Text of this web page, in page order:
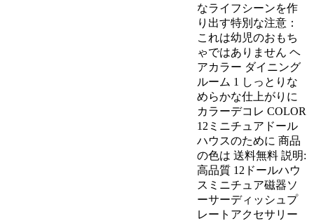
なライフシーンを作
り出す特別な注意：
これは幼児のおもち
ゃではありません ヘ
アカラー ダイニング
ルーム 1 しっとりな
めらかな仕上がりに
カラーデコレ COLOR
12ミニチュアドール
ハウスのために 商品
の色は 送料無料 説明:
高品質 12ドールハウ
スミニチュア磁器ソ
ーサーディッシュプ
レートアクセサリー